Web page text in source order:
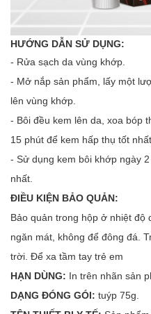
HƯỚNG DẪN SỬ DỤNG:
- Rửa sạch da vùng khớp.
- Mở nắp sản phẩm, lấy một
lên vùng khớp.
- Bôi đều kem lên da, xoa bóp
15 phút để kem hấp thụ tốt nhất.
- Sử dụng kem bôi khớp ngày
nhất.
ĐIỀU KIỆN BẢO QUẢN:
Bảo quản trong hộp ở nhiệt độ
ngăn mát, không để đông đá.
trời. Để xa tầm tay trẻ em
HẠN DÙNG: In trên nhãn sản
DẠNG ĐÓNG GÓI: tuýp 75g.